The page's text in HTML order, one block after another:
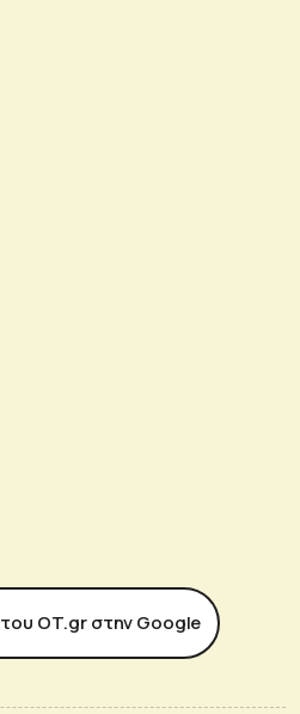
ΟΤ.gr στην Google